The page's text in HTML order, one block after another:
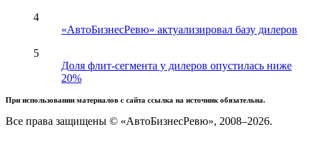
4
«АвтоБизнесРевю» актуализировал базу дилеров
5
Доля флит-сегмента у дилеров опустилась ниже
20%
При использовании материалов с сайта ссылка на источник обязательна.
Все права защищены © «АвтоБизнесРевю», 2008–2026.